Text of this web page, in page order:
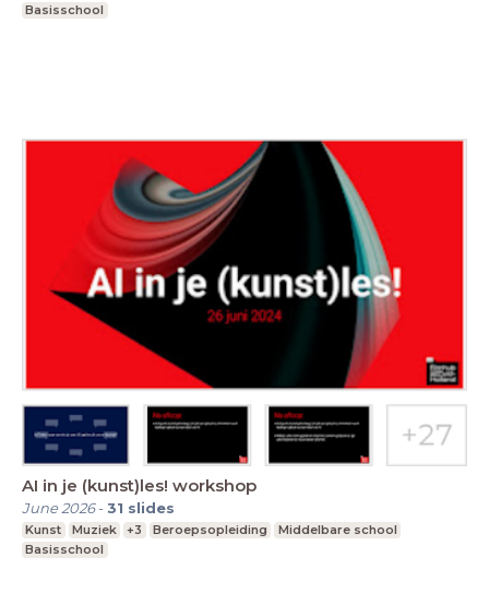
Basisschool
AI in je (kunst)les! workshop
June 2026-31 slides
Kunst Muziek +3 Beroepsopleiding
Middelbare school
Basisschool